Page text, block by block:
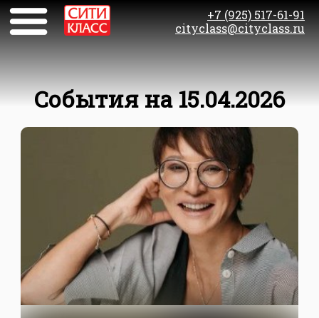
+7 (925) 517-61-91
cityclass@cityclass.ru
События на 15.04.2026